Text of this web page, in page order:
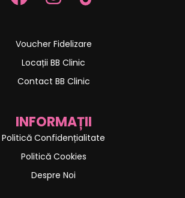
Voucher Fidelizare
Locații BB Clinic
Contact BB Clinic
INFORMAȚII
Politică Confidențialitate
Politică Cookies
Despre Noi